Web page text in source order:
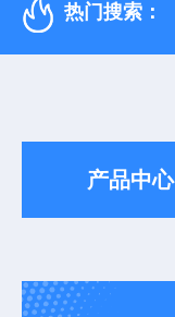
热门搜索：
产品中心